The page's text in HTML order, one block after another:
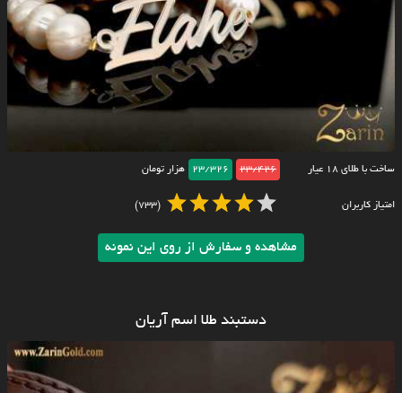
ساخت با طلای ۱۸ عیار 23/426
23/326 هزار تومان
امتیاز کاربران (733)
مشاهده و سفارش از روی این نمونه
دستبند طلا اسم آریان